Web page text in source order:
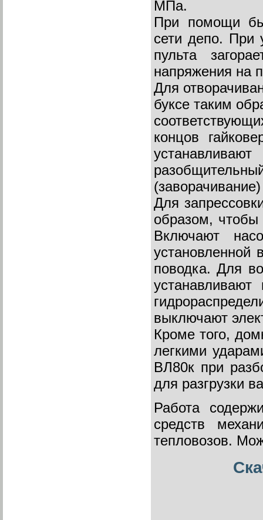
МПа.
При помощи
сети депо. При
пульта
напряжения на
Для
буксе таким
концов
Для
образом, чтобы
Включают
установленной
поводка. Для
выключают
Кроме того,
легкими
ВЛ80к при
для разгрузки
Работа
средств
тепловозов.